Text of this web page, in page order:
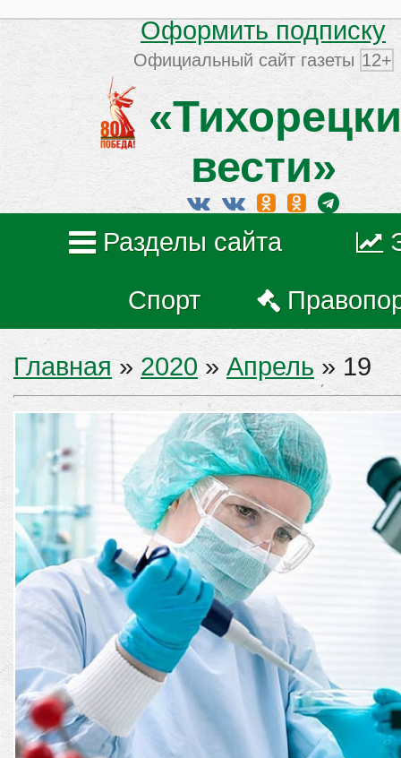
Оформить подписку
Официальный сайт газеты 12+
вести»
Разделы сайта
Спорт
Главная » 2020 » Апрель » 19